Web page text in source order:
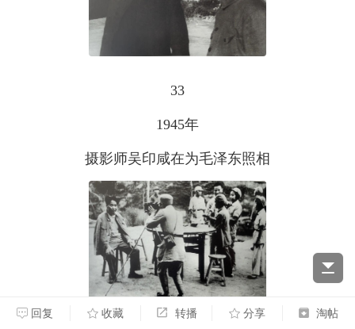
33
1945年
摄影师吴印咸在为毛泽东照相
回复 收藏 转播 分享 淘帖